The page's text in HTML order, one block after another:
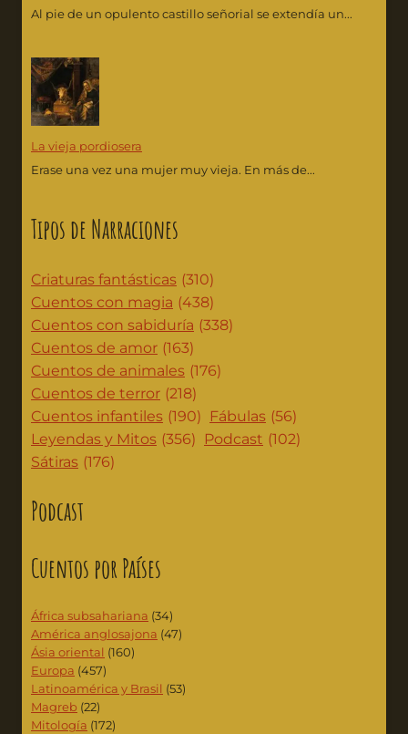
Al pie de un opulento castillo señorial se extendía un...
La vieja pordiosera
Erase una vez una mujer muy vieja. En más de...
Tipos de Narraciones
Criaturas fantásticas (310)
Cuentos con magia (438)
Cuentos con sabiduría (338)
Cuentos de amor (163)
Cuentos de animales (176)
Cuentos de terror (218)
Cuentos infantiles (190) Fábulas (56)
Leyendas y Mitos (356) Podcast (102)
Sátiras (176)
Podcast
Cuentos por Países
África subsahariana (34)
América anglosajona (47)
Ásia oriental (160)
Europa (457)
Latinoamérica y Brasil (53)
Magreb (22)
Mitología (172)